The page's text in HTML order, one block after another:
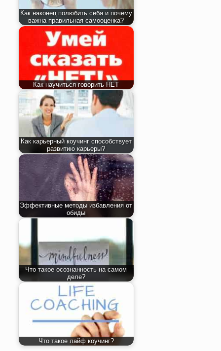
Как наконец полюбить себя и почему
важна правильная самооценка?
Как научиться говорить НЕТ
Как карьерный коучинг способствует
развитию карьеры?
Эффективные методы избавления от
обиды
Что такое осознанность на самом
деле?
Что такое лайф коучинг?